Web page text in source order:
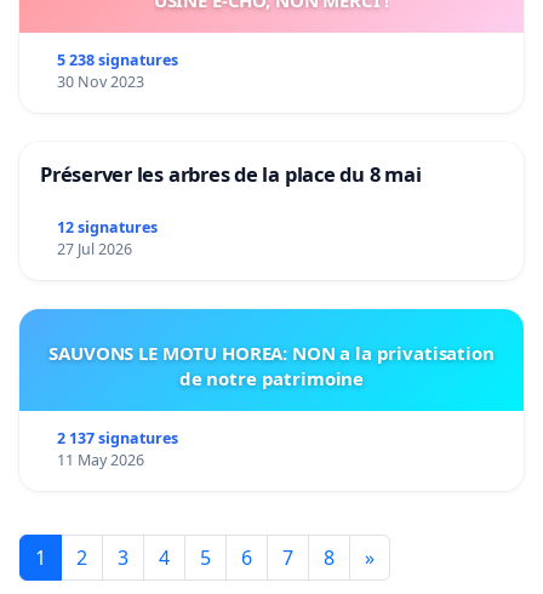
5 238 signatures
30 Nov 2023
Préserver les arbres de la place du 8 mai
12 signatures
27 Jul 2026
SAUVONS LE MOTU HOREA: NON a la privatisation
de notre patrimoine
2 137 signatures
11 May 2026
1 2 3 4 5 6 7 8 »